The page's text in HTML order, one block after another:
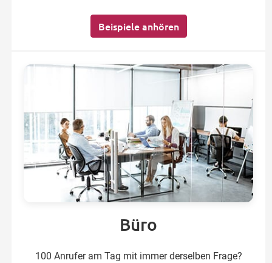
Beispiele anhören
Büro
100 Anrufer am Tag mit immer derselben Frage?